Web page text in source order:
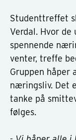
Studenttreffet
Verdal. Hvor
spennende
venter, treffe
Gruppen håper
næringsliv. Det
tanke på
følges.